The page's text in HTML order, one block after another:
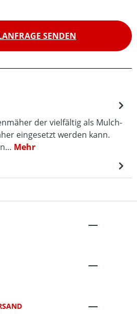
SENDEN
der vielfältig als Mulch-
eingesetzt werden kann.
Mehr